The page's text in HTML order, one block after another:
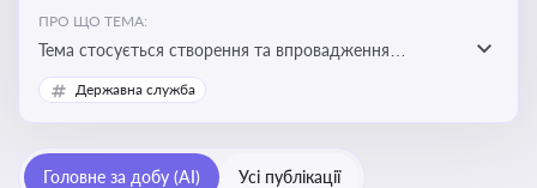
ПРО ЩО ТЕМА:
Тема стосується створення та впровадження
цифрової платформи «Пульс», яка має на меті
забезпечити ефективну, прозору і зручну взаємодію
Державна служба
Головне за добу (AI) Усі публікації